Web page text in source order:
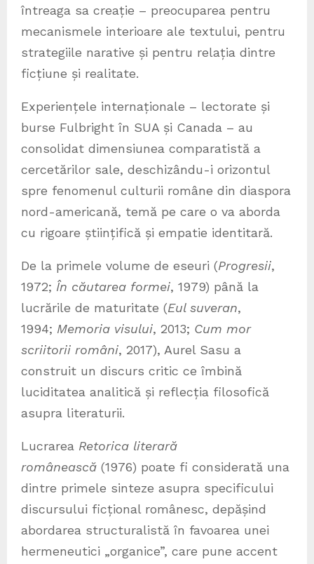
întreaga sa creație – preocuparea pentru
mecanismele interioare ale textului, pentru
strategiile narative și pentru relația dintre
ficțiune și realitate.
Experiențele internaționale – lectorate și
burse Fulbright în SUA și Canada – au
consolidat dimensiunea comparatistă a
cercetărilor sale, deschizându-i orizontul
spre fenomenul culturii române din diaspora
nord-americană, temă pe care o va aborda
cu rigoare științifică și empatie identitară.
De la primele volume de eseuri (Progresii,
1972; În căutarea formei, 1979) până la
lucrările de maturitate (Eul suveran,
1994; Memoria visului, 2013; Cum mor
scriitorii români, 2017), Aurel Sasu a
construit un discurs critic ce îmbină
luciditatea analitică și reflecția filosofică
asupra literaturii.
Lucrarea Retorica literară
românească (1976) poate fi considerată una
dintre primele sinteze asupra specificului
discursului ficțional românesc, depășind
abordarea structuralistă în favoarea unei
hermeneutici „organice”, care pune accent